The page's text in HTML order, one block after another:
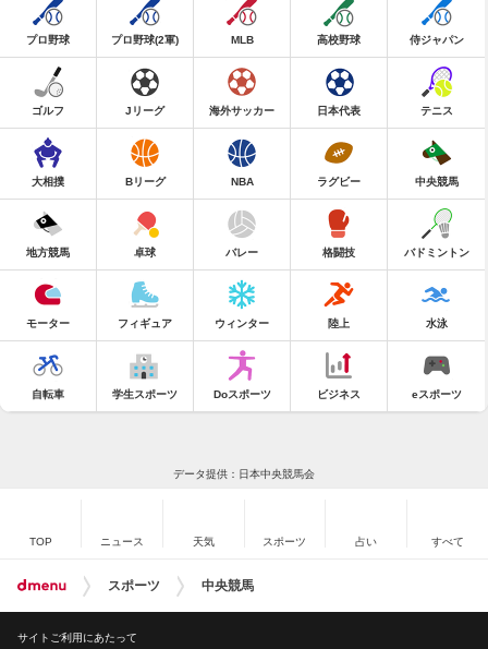
プロ野球 プロ野球(2軍) MLB 高校野球 侍ジャパン
ゴルフ Jリーグ 海外サッカー 日本代表 テニス
大相撲 Bリーグ NBA ラグビー 中央競馬
地方競馬 卓球 バレー 格闘技 バドミントン
モーター フィギュア ウィンター 陸上 水泳
自転車 学生スポーツ Doスポーツ ビジネス eスポーツ
データ提供：日本中央競馬会
TOP ニュース 天気 スポーツ 占い すべて
スポーツ 中央競馬
サイトご利用にあたって